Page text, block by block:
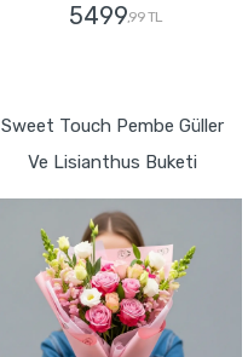
5499,99 TL
Sweet Touch Pembe Güller
Ve Lisianthus Buketi